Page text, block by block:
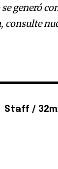
generó
Staff /